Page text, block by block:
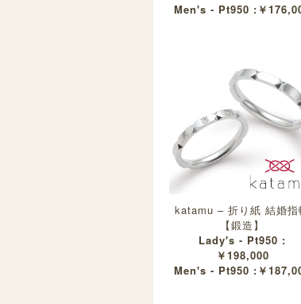
Men's - Pt950 :￥
katamu – 折り紙 結婚指
【鍛造】
Lady's - Pt950 :
￥198,000
Men's - Pt950 :￥